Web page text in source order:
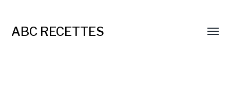
ABC RECETTES